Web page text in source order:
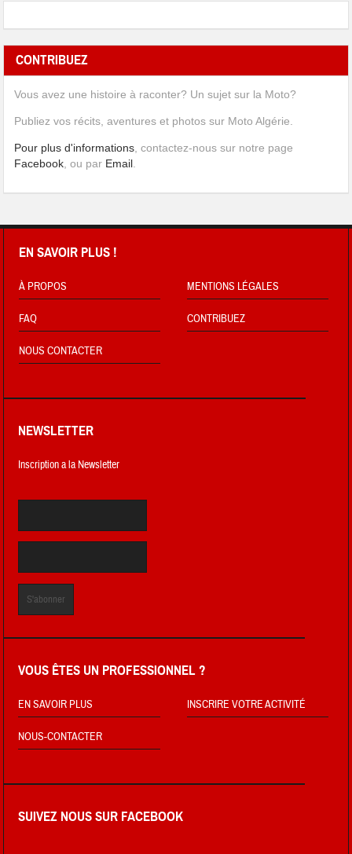
CONTRIBUEZ
Vous avez une histoire à raconter? Un sujet sur la Moto?
Publiez vos récits, aventures et photos sur Moto Algérie.
Pour plus d'informations , contactez-nous sur notre page
Facebook , ou par Email
EN SAVOIR PLUS !
À PROPOS MENTIONS LÉGALES
FAQ CONTRIBUEZ
NOUS CONTACTER
NEWSLETTER
Inscription a la Newsletter
VOUS ÊTES UN PROFESSIONNEL ?
EN SAVOIR PLUS INSCRIRE VOTRE ACTIVITÉ
NOUS-CONTACTER
SUIVEZ NOUS SUR FACEBOOK